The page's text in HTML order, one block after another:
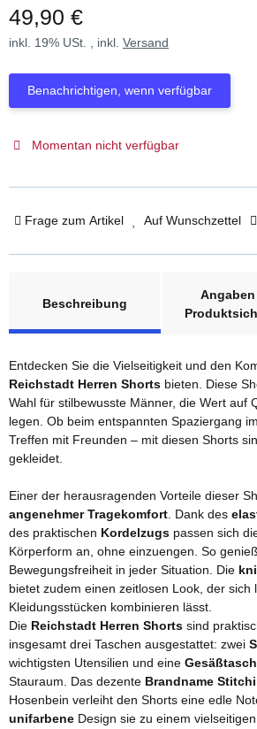
49,90 €
inkl. 19% USt. , inkl. Versand
Benachrichtigen, wenn verfügbar
Momentan nicht verfügbar
Frage zum Artikel Auf Wunschzettel
Beschreibung
Angaben
Entdecken Sie die Vielseitigkeit und den
Reichstadt Herren Shorts bieten. Diese
Wahl für stilbewusste Männer, die Wert auf
legen. Ob beim entspannten Spaziergang
Treffen mit Freunden – mit diesen Shorts
gekleidet.
Einer der herausragenden Vorteile dieser
angenehmer Tragekomfort. Dank des
des praktischen Kordelzugs passen sich
Körperform an, ohne einzuengen. So
Bewegungsfreiheit in jeder Situation. Die
bietet zudem einen zeitlosen Look, der sich
Kleidungsstücken kombinieren lässt.
Die Reichstadt Herren Shorts sind
insgesamt drei Taschen ausgestattet: zwei
wichtigsten Utensilien und eine
Stauraum. Das dezente Brandname
Hosenbein verleiht den Shorts eine edle
unifarbene Design sie zu einem